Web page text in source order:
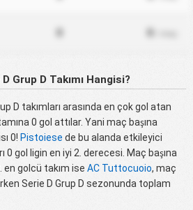
Grup D Takımı Hangisi?
D takımları arasında en çok gol atan
0 gol attılar. Yani maç başına
0! Pistoiese de bu alanda etkileyici
0 gol ligin en iyi 2. derecesi. Maç başına
en golcü takım ise AC Tuttocuoio, maç
Serie D Grup D sezonunda toplam